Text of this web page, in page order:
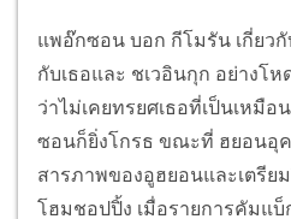
แพอ๊กซอน บอก กีโมรัน เกี่ยวกั
กับเธอและ ชเวอินกุก อย่างโ
ว่าไม่เคยทรยศเธอที่เป็นเหมือ
ซอนก็ยิ่งโกรธ ขณะที่ ฮยอนอุค
สารภาพของอูฮยอนและเตรีย
โฮมชอปปิ้ง เมื่อรายการคัมแ